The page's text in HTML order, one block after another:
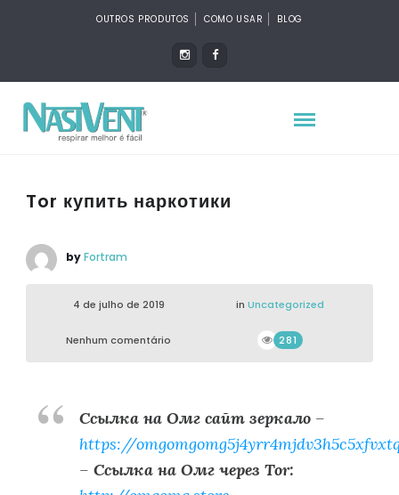
OUTROS PRODUTOS COMO USAR BLOG
Tor купить наркотики
byFortram
4 de julho de 2019 in Uncategorized
Nenhum comentário 281
Ссылка на Омг сайт зеркало–
https://
– Ссылка на Омг через Tor: